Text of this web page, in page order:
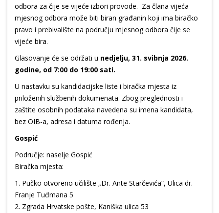
odbora za čije se vijeće izbori provode. Za člana vijeća
mjesnog odbora može biti biran građanin koji ima biračko
pravo i prebivalište na području mjesnog odbora čije se
vijeće bira.
Glasovanje će se održati u nedjelju, 31. svibnja 2026.
godine, od 7:00 do 19:00 sati.
U nastavku su kandidacijske liste i biračka mjesta iz
priloženih službenih dokumenata. Zbog preglednosti i
zaštite osobnih podataka navedena su imena kandidata,
bez OIB-a, adresa i datuma rođenja.
Gospić
Područje: naselje Gospić
Biračka mjesta:
1.⁠ ⁠Pučko otvoreno učilište „Dr. Ante Starčevića“, Ulica dr.
Franje Tuđmana 5
2.⁠ ⁠Zgrada Hrvatske pošte, Kaniška ulica 53